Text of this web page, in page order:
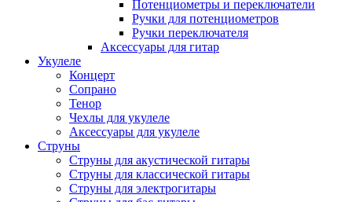
Потенциометры и переключатели
Ручки для потенциометров
Ручки переключателя
Аксессуары для гитар
Укулеле
Концерт
Сопрано
Тенор
Чехлы для укулеле
Аксессуары для укулеле
Струны
Струны для акустической гитары
Струны для классической гитары
Струны для электрогитары